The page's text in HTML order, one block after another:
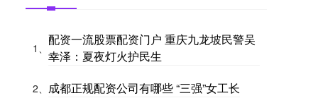
1、
配资一流股票配资门户 重庆九龙坡民警吴
幸泽：夏夜灯火护民生
2、 成都正规配资公司有哪些 “三强”女工长